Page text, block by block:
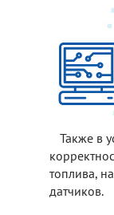
Также в
топлива,
датчиков.